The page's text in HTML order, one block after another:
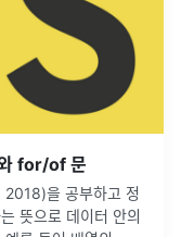
for/of 문
2018)을 공부하고 정
뜻으로 데이터 안의